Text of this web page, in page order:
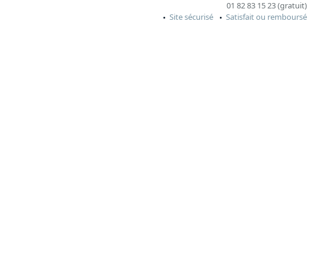
01 82 83 15 23 (gratuit)
Site sécurisé
Satisfait ou remboursé